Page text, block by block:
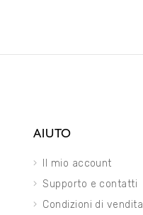
AIUTO
Il mio account
Supporto e contatti
Condizioni di vendita